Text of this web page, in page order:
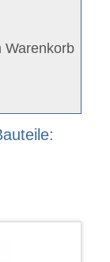
Warenkorb